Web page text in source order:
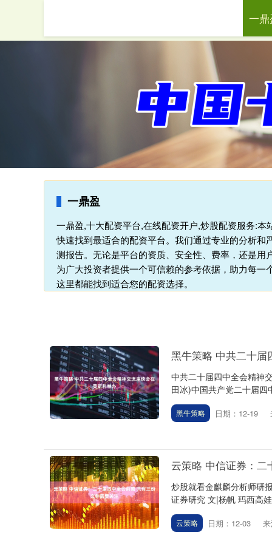
一鼎盈
一鼎盈,十大配资平台,在线配资开户,炒股配资服务:
快速找到最适合的配资平台。我们通过专业的分析
测报告。无论是平台的资质、安全性、费率，还是
为广大投资者提供一个可信赖的参考依据，助力每
这里都能找到适合您的配资选择。
一
黑牛策略 中共二十届
中共二十届四中全会精神
田冰)中国共产党二十届
黑牛策略 日期：12-19
云策略 中信证券：
炒股就看金麒麟分析师研
证券研究 文|杨帆 玛西高
云策略 日期：12-03
1.02% 深证成指 14311.01